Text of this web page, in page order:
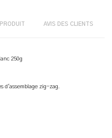
AVIS DES CLIENTS
250g
d'assemblage zig-zag.